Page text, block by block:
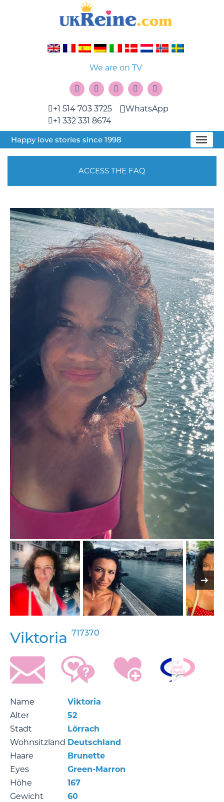
We are on TV
+1 514 703 3725
+1 332 331 8674
WhatsApp
Happy love stories since 1998
ACCESS THE FAQ
Viktoria 717370
Name
Viktoria
Alter
52
Stadt
Lörrach
Wohnsitzland Deutschland
Haare
Brunette
Eyes
Green-Marron
Höhe
167
Gewicht
60